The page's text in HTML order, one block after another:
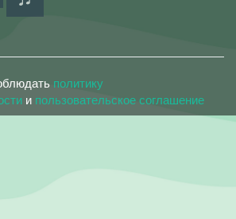
политику
и пользовательское соглашение